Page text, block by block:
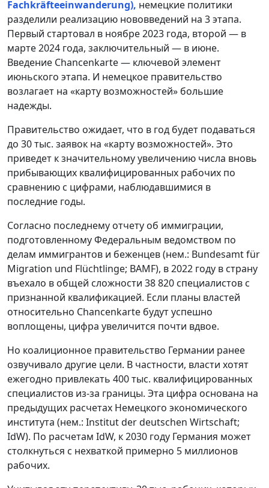
Fachkräfteeinwanderung), немецкие политики
разделили реализацию нововведений на 3 этапа.
Первый стартовал в ноябре 2023 года, второй — в
марте 2024 года, заключительный — в июне.
Введение Chancenkarte — ключевой элемент
июньского этапа. И немецкое правительство
возлагает на «карту возможностей» большие
надежды.
Правительство ожидает, что в год будет подаваться
до 30 тыс. заявок на «карту возможностей». Это
приведет к значительному увеличению числа вновь
прибывающих квалифицированных рабочих по
сравнению с цифрами, наблюдавшимися в
последние годы.
Согласно последнему отчету об иммиграции,
подготовленному Федеральным ведомством по
делам иммигрантов и беженцев (нем.: Bundesamt für
Migration und Flüchtlinge; BAMF), в 2022 году в страну
въехало в общей сложности 38 820 специалистов с
признанной квалификацией. Если планы властей
относительно Chancenkarte будут успешно
воплощены, цифра увеличится почти вдвое.
Но коалиционное правительство Германии ранее
озвучивало другие цели. В частности, власти хотят
ежегодно привлекать 400 тыс. квалифицированных
специалистов из-за границы. Эта цифра основана на
предыдущих расчетах Немецкого экономического
института (нем.: Institut der deutschen Wirtschaft;
IdW). По расчетам IdW, к 2030 году Германия может
столкнуться с нехваткой примерно 5 миллионов
рабочих.